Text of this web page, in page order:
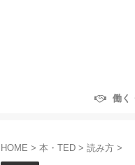
働く
HOME > 本・TED > 読み方 >